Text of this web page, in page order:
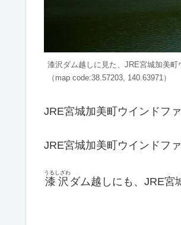
漆沢ダム越しに見た、JRE宮城加美
（map code:38.57203, 140.63971）
JRE宮城加美町ウインドフ
JRE宮城加美町ウインドフ
漆沢
うるしざわ
ダム越しにも、JRE宮